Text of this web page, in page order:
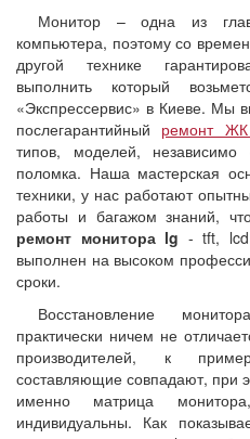
Монитор – одна из
компьютера, поэтому со
другой технике
выполнить который
«Экспрессервис» в Киеве. Мы
послегарантийный ремонт ЖК
типов, моделей, независимо
поломка. Наша мастерская
техники, у нас работают
работы и багажом знаний,
ремонт монитора lg - tft, lcd
выполнен на высоком
сроки.
Восстановление
практически ничем не
производителей, к
составляющие совпадают, при
именно матрица
индивидуальны. Как